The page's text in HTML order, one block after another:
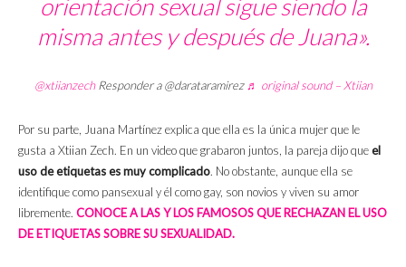
orientación sexual sigue siendo la
misma antes y después de Juana».
@xtiianzechResponder a @darataramirez♬ original sound – Xtiian
Por su parte, Juana Martínez explica que ella es la única mujer que le
gusta a Xtiian Zech. En un video que grabaron juntos, la pareja dijo queel
uso de etiquetas es muy complicado. No obstante, aunque ella se
identifique como pansexual y él como gay, son novios y viven su amor
libremente. CONOCE A LAS Y LOS FAMOSOS QUE RECHAZAN EL USO
DE ETIQUETAS SOBRE SU SEXUALIDAD.